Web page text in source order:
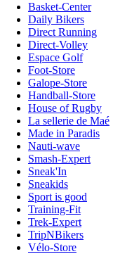
Basket-Center
Daily Bikers
Direct Running
Direct-Volley
Espace Golf
Foot-Store
Galope-Store
Handball-Store
House of Rugby
La sellerie de Maé
Made in Paradis
Nauti-wave
Smash-Expert
Sneak'In
Sneakids
Sport is good
Training-Fit
Trek-Expert
TripNBikers
Vélo-Store